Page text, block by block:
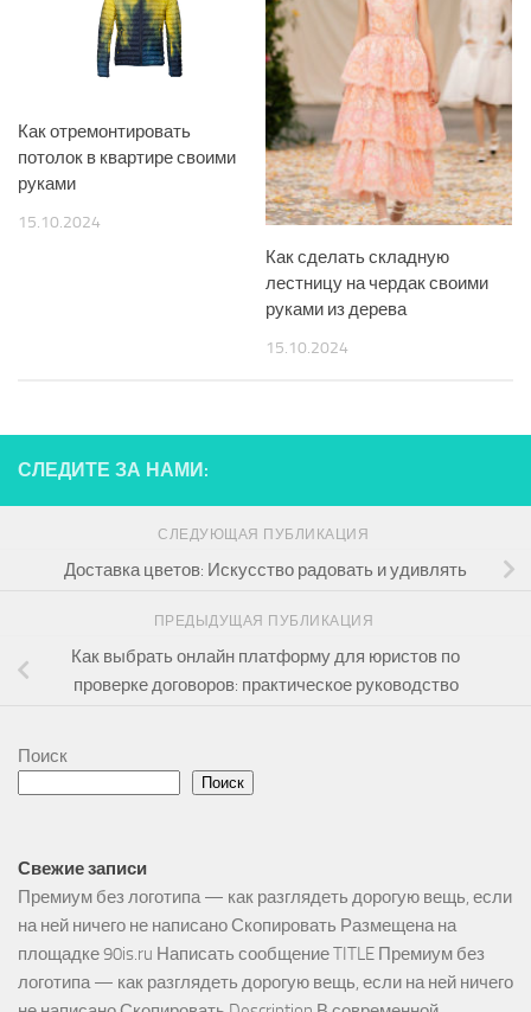
Как отремонтировать
потолок в квартире своими
руками
15.10.2024
Как сделать складную
лестницу на чердак своими
руками из дерева
15.10.2024
СЛЕДИТЕ ЗА НАМИ:
СЛЕДУЮЩАЯ ПУБЛИКАЦИЯ
Доставка цветов: Искусство радовать и удивлять
ПРЕДЫДУЩАЯ ПУБЛИКАЦИЯ
Как выбрать онлайн платформу для юристов по
проверке договоров: практическое руководство
Поиск
Поиск
Свежие записи
Премиум без логотипа — как разглядеть дорогую вещь, если
на ней ничего не написано Скопировать Размещена на
площадке 90is.ru Написать сообщение TITLE Премиум без
логотипа — как разглядеть дорогую вещь, если на ней ничего